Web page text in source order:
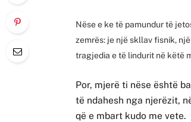
Nëse e ke të pamundur të
zemrës: je një skllav fisnik,
tragjedia e të lindurit në këtë
Por, mjerë ti nëse është
të ndahesh nga njerëzit,
që e mbart kudo me vete.